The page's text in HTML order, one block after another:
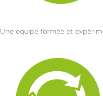
Une équipe formée et